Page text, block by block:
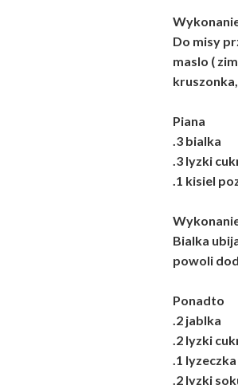
Do misy
maslo (
Piana
.3 bialka
.3 lyzki
.1 kisiel
Bialka
powoli
Ponadto
.2 jablka
.2 lyzki
.1
.2 lyzki